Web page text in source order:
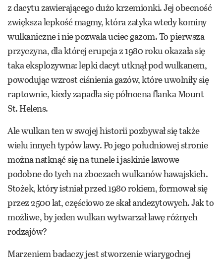
z dacytu zawierającego dużo krzemionki. Jej obecność
zwiększa lepkość magmy, która zatyka wtedy kominy
wulkaniczne i nie pozwala uciec gazom. To pierwsza
przyczyna, dla której erupcja z 1980 roku okazała się
taka eksplozywna: lepki dacyt utknął pod wulkanem,
powodując wzrost ciśnienia gazów, które uwolniły się
raptownie, kiedy zapadła się północna flanka Mount
St. Helens.
Ale wulkan ten w swojej historii pozbywał się także
wielu innych typów lawy. Po jego południowej stronie
można natknąć się na tunele i jaskinie lawowe
podobne do tych na zboczach wulkanów hawajskich.
Stożek, który istniał przed 1980 rokiem, formował się
przez 2500 lat, częściowo ze skał andezytowych. Jak to
możliwe, by jeden wulkan wytwarzał lawę różnych
rodzajów?
Marzeniem badaczy jest stworzenie wiarygodnej